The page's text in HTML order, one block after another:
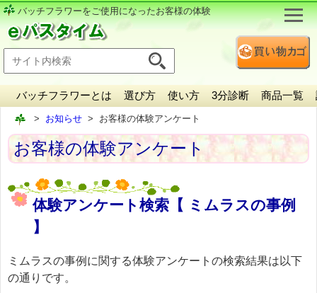
バッチフラワーをご使用になったお客様の体験
バッチフラワーとは 選び方 使い方 3分診断 商品一覧
お知らせ お客様の体験アンケート
お客様の体験アンケート
体験アンケート検索【 ミムラスの事例
】
ミムラスの事例に関する体験アンケートの検索結果は以下
の通りです。